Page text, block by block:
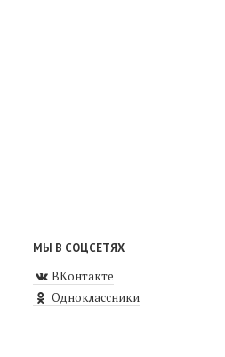
МЫ В СОЦСЕТЯХ
ВКонтакте
Одноклассники